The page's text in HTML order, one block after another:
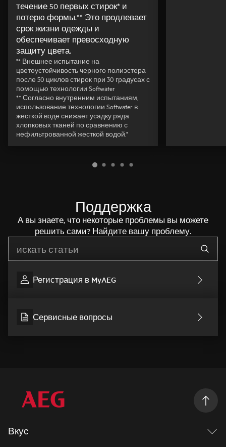
течение 50 первых стирок* и
потерю формы.** Это продлевает
срок жизни одежды и
обеспечивает превосходную
защиту цвета.
"* Внешнее испытание на
цветоустойчивость черного полиэстера
после 50 циклов стирок при 30 градусах с
помощью технологии Softwater
** Согласно внутренним испытаниям,
использование технологии Softwater в
жесткой воде снижает усадку ряда
хлопковых тканей по сравнению с
нефильтрованной жесткой водой."
Поддержка
А вы знаете, что некоторые проблемы вы можете
решить сами? Найдите вашу проблему.
Регистрация в MyAEG
Сервисные вопросы
Вкус